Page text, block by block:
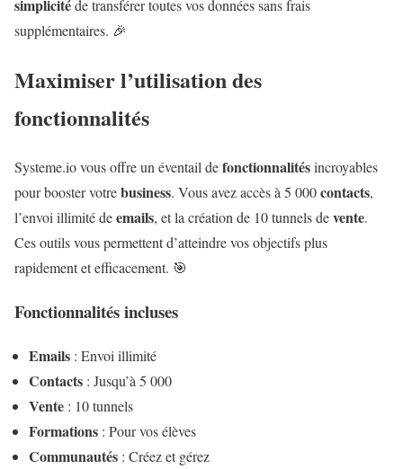
simplicitéde transférer toutes vos données sans frais
supplémentaires. 🎉
Maximiser l’utilisation des
fonctionnalités
Systeme.io vous offre un éventail defonctionnalitésincroyables
pour booster votrebusiness. Vous avez accès à 5 000contacts,
l’envoi illimité deemails, et la création de 10 tunnels devente.
Ces outils vous permettent d’atteindre vos objectifs plus
rapidement et efficacement. 🎯
Fonctionnalités incluses
Emails : Envoi illimité
Contacts : Jusqu’à 5 000
Vente : 10 tunnels
Formations : Pour vos élèves
Communautés : Créez et gérez